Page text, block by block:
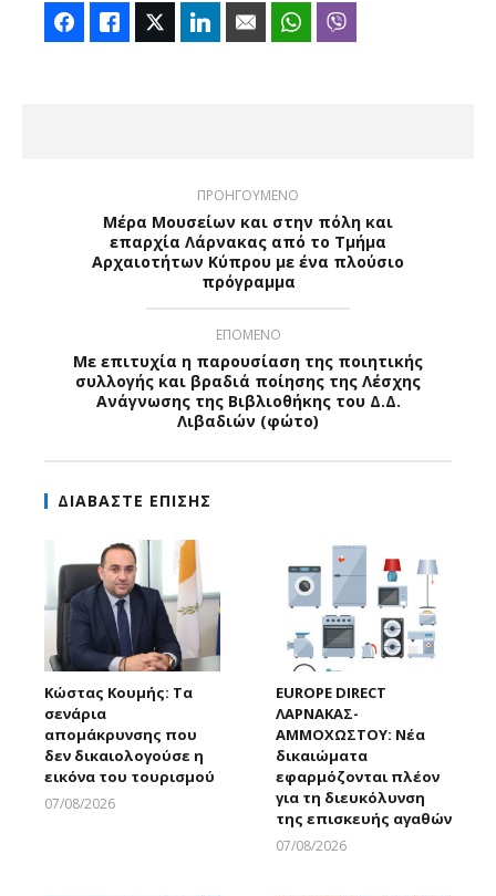
FacebookLike Twitter LinkedIn Email WhatsApp
ΠΡΟΗΓΟΥΜΕΝΟ
Mέρα Μουσείων και στην πόλη και
επαρχία Λάρνακας από το Τμήμα
Αρχαιοτήτων Κύπρου με ένα πλούσιο
πρόγραμμα
ΕΠΟΜΕΝΟ
Με επιτυχία η παρουσίαση της ποιητικής
συλλογής και βραδιά ποίησης της Λέσχης
Ανάγνωσης της Βιβλιοθήκης του Δ.Δ.
Λιβαδιών (φώτο)
ΔΙΑΒΑΣΤΕ ΕΠΙΣΗΣ
Κώστας Κουμής: Τα
σενάρια
απομάκρυνσης που
δεν δικαιολογούσε η
εικόνα του τουρισμού
07/08/2026
EUROPE DIRECT
ΛΑΡΝΑΚΑΣ-
ΑΜΜΟΧΩΣΤΟΥ: Νέα
δικαιώματα
εφαρμόζονται πλέον
για τη διευκόλυνση
της επισκευής αγαθών
07/08/2026